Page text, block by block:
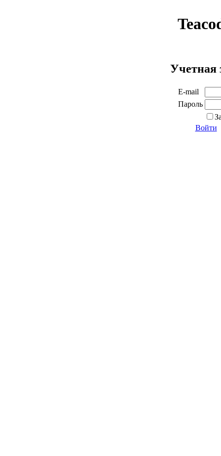
Учетная
E-mail
Пароль
Войти